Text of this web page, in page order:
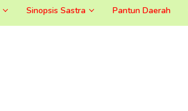
Sinopsis Sastra Pantun Daerah